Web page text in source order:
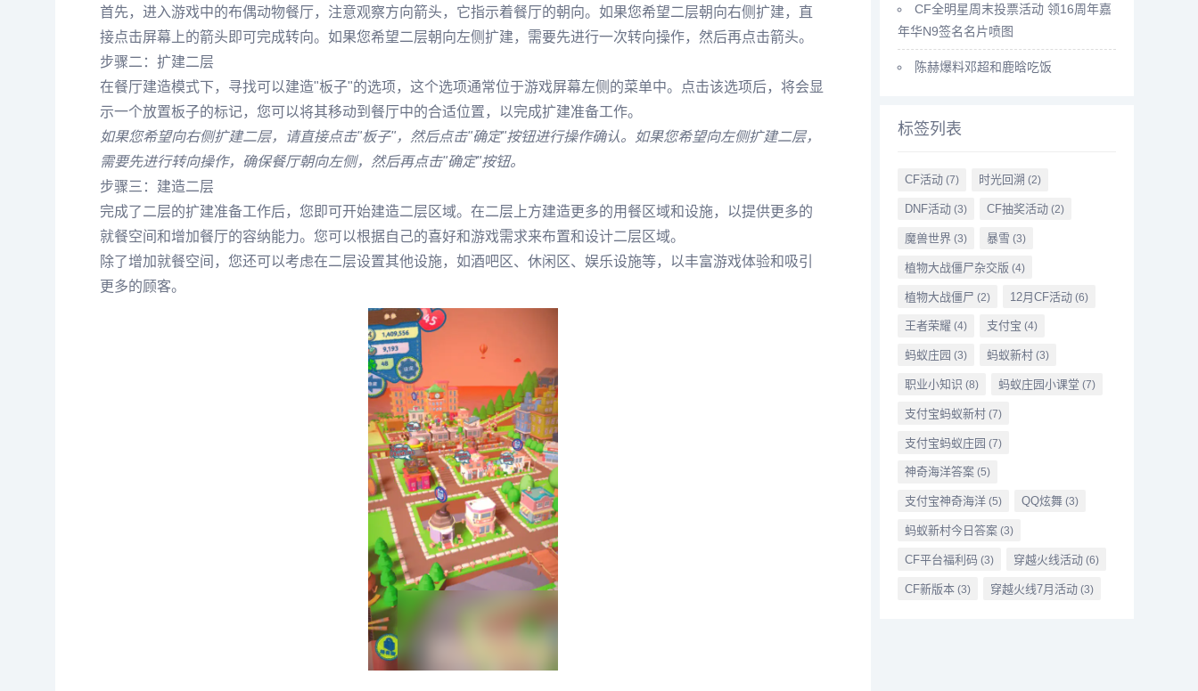
首先，进入游戏中的布偶动物餐厅，注意观察方向箭头，它指示着餐厅的朝向。如果您希望二层朝向右侧扩建，直
接点击屏幕上的箭头即可完成转向。如果您希望二层朝向左侧扩建，需要先进行一次转向操作，然后再点击箭头。
步骤二：扩建二层
在餐厅建造模式下，寻找可以建造"板子"的选项，这个选项通常位于游戏屏幕左侧的菜单中。点击该选项后，将会显
示一个放置板子的标记，您可以将其移动到餐厅中的合适位置，以完成扩建准备工作。
如果您希望向右侧扩建二层，请直接点击"板子"，然后点击"确定"按钮进行操作确认。如果您希望向左侧扩建二层，
需要先进行转向操作，确保餐厅朝向左侧，然后再点击"确定"按钮。
步骤三：建造二层
完成了二层的扩建准备工作后，您即可开始建造二层区域。在二层上方建造更多的用餐区域和设施，以提供更多的
就餐空间和增加餐厅的容纳能力。您可以根据自己的喜好和游戏需求来布置和设计二层区域。
除了增加就餐空间，您还可以考虑在二层设置其他设施，如酒吧区、休闲区、娱乐设施等，以丰富游戏体验和吸引
更多的顾客。
CF全明星周末投票活动 领16周年嘉
年华N9签名名片喷图
陈赫爆料邓超和鹿晗吃饭
标签列表
CF活动(7) 时光回溯 (2)
DNF活动(3) CF抽奖活动(2)
魔兽世界(3) 暴雪 (3)
植物大战僵尸杂交版 (4)
植物大战僵尸 (2) 12月CF活动(6)
王者荣耀 (4) 支付宝 (4)
蚂蚁庄园 (3) 蚂蚁新村(3)
职业小知识 (8) 蚂蚁庄园小课堂 (7)
支付宝蚂蚁新村(7)
支付宝蚂蚁庄园 (7)
神奇海洋答案(5)
支付宝神奇海洋(5) QQ炫舞(3)
蚂蚁新村今日答案(3)
CF平台福利码 (3) 穿越火线活动(6)
CF新版本(3) 穿越火线7月活动(3)